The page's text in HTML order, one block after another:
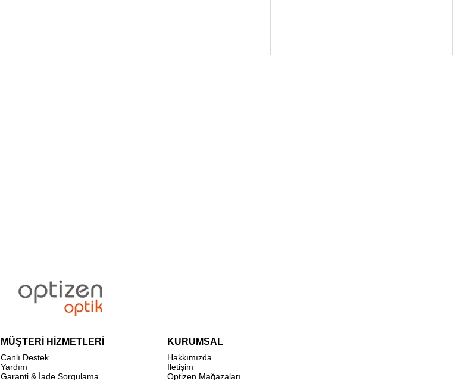
MÜŞTERİ HİZMETLERİ
Canlı Destek
Yardım
Garanti & İade Sorgulama
KURUMSAL
Hakkımızda
İletişim
Optizen Mağazaları